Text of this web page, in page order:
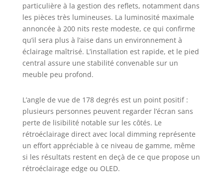
particulière à la gestion des reflets, notamment dans
les pièces très lumineuses. La luminosité maximale
annoncée à 200 nits reste modeste, ce qui confirme
qu’il sera plus à l’aise dans un environnement à
éclairage maîtrisé. L’installation est rapide, et le pied
central assure une stabilité convenable sur un
meuble peu profond.
L’angle de vue de 178 degrés est un point positif :
plusieurs personnes peuvent regarder l’écran sans
perte de lisibilité notable sur les côtés. Le
rétroéclairage direct avec local dimming représente
un effort appréciable à ce niveau de gamme, même
si les résultats restent en deçà de ce que propose un
rétroéclairage edge ou OLED.